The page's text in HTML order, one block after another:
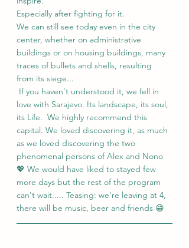
Especially after fighting for it.
We can still see today even in the city
center, whether on administrative
buildings or on housing buildings, many
traces of bullets and shells, resulting
from its siege...
love with Sarajevo. Its landscape, its soul,
its Life.  We highly recommend this
capital. We loved discovering it, as much
as we loved discovering the two
phenomenal persons of Alex and Nono
💖 We would have liked to stayed few
more days but the rest of the program
can't wait..... Teasing: we're leaving at 4,
there will be music, beer and friends 😁